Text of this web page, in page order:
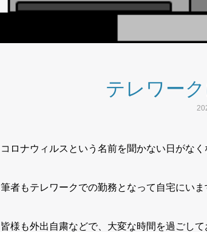
テレワー
コロナウィルスという名前を聞かない日がなく
筆者もテレワークでの勤務となって自宅にいま
皆様も外出自粛などで、大変な時間を過ごして